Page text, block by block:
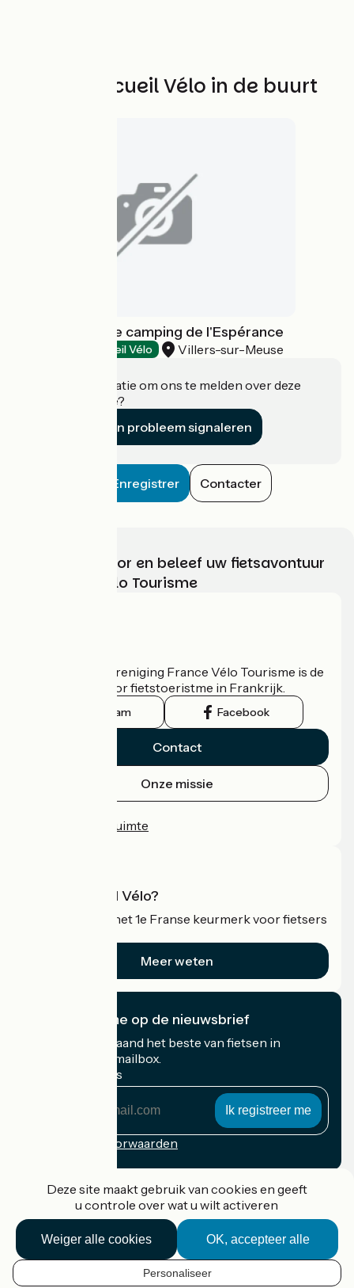
NL
Andere Accueil Vélo in de buurt
Aire naturelle de camping de l'Espérance
Accueil Vélo Villers-sur-Meuse
Heeft u informatie om ons te melden over deze
accommodatie?
Een probleem signaleren
Enregistrer Contacter
Kies, bereid voor en beleef uw fietsavontuur
met France Vélo Tourisme
De nationale vereniging France Vélo Tourisme is de
officiële gids voor fietstoeristme in Frankrijk.
Instagram Facebook
Contact
Onze missie
Professionele ruimte
Wat is Accueil Vélo?
Accueil Vélo is het 1e Franse keurmerk voor fietsers
Meer weten
Ik abonneer me op de nieuwsbrief
Ontvang elke maand het beste van fietsen in
Frankrijk in uw mailbox.
Mijn e-mailadres
Inschrijvingsvoorwaarden
Accueil Vélo Pro
Contact
Wettelijke informatie
Deze site maakt gebruik van cookies en geeft
u controle over wat u wilt activeren
OK, accepteer alle
Weiger alle cookies
Personaliseer